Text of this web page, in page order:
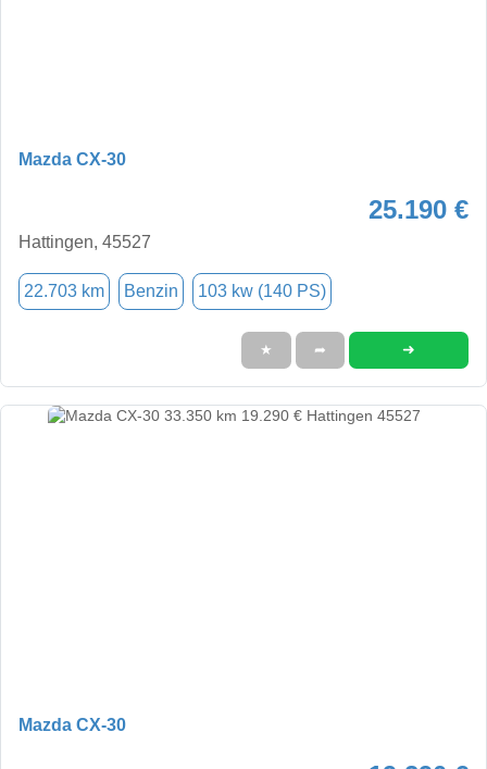
Mazda CX-30
25.190 €
Hattingen, 45527
22.703 km Benzin 103 kw (140 PS)
★ ➦ ➜
Mazda CX-30